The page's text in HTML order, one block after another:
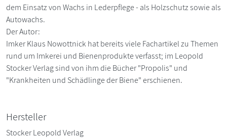
dem Einsatz von Wachs in Lederpflege - als Holzschutz sowie als
Autowachs.
Der Autor:
Imker Klaus Nowottnick hat bereits viele Fachartikel zu Themen
rund um Imkerei und Bienenprodukte verfasst; im Leopold
Stocker Verlag sind von ihm die Bücher "Propolis" und
"Krankheiten und Schädlinge der Biene" erschienen.
Hersteller
Stocker Leopold Verlag